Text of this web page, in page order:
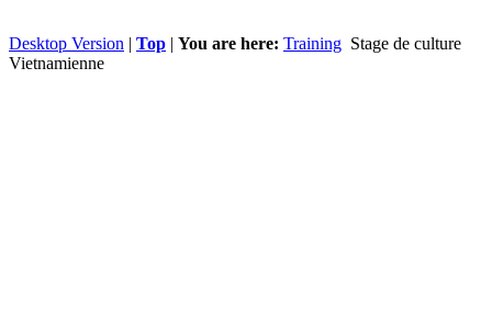
Desktop Version | Top | You are here: Training Stage de culture
Vietnamienne